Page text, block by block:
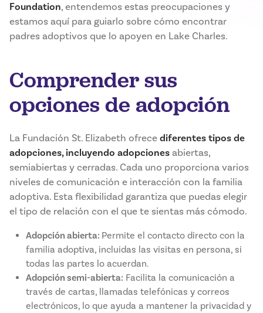
Foundation, entendemos estas preocupaciones y
estamos aquí para guiarlo sobre cómo encontrar
padres adoptivos que lo apoyen en Lake Charles.
Comprender sus
opciones de adopción
La Fundación St. Elizabeth ofrecediferentes tipos de
adopciones, incluyendo adopcionesabiertas,
semiabiertas y cerradas. Cada uno proporciona varios
niveles de comunicación e interacción con la familia
adoptiva. Esta flexibilidad garantiza que puedas elegir
el tipo de relación con el que te sientas más cómodo.
Adopción abierta: Permite el contacto directo con la
familia adoptiva, incluidas las visitas en persona, si
todas las partes lo acuerdan.
Adopción semi-abierta: Facilita la comunicación a
través de cartas, llamadas telefónicas y correos
electrónicos, lo que ayuda a mantener la privacidad y